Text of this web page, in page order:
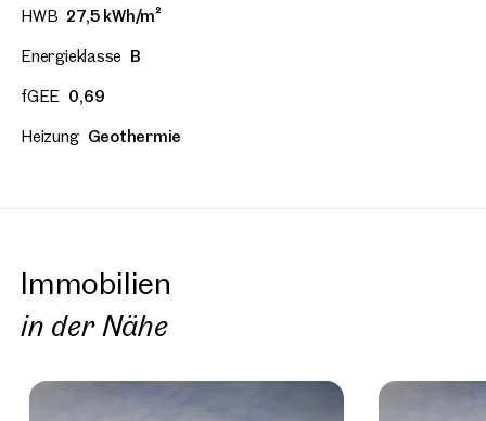
HWB 27,5 kWh/m²
Energieklasse B
fGEE 0,69
Heizung Geothermie
Immobilien
in der Nähe